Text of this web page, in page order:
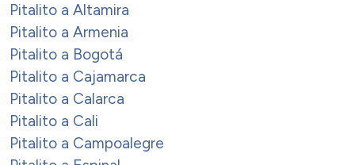
Pitalito a Altamira
Pitalito a Armenia
Pitalito a Bogotá
Pitalito a Cajamarca
Pitalito a Calarca
Pitalito a Cali
Pitalito a Campoalegre